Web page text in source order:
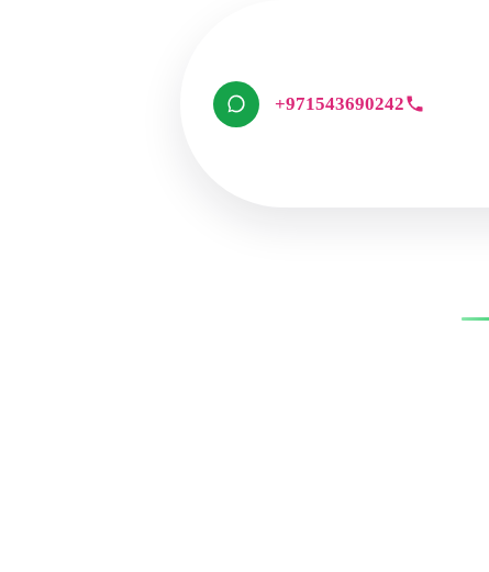
+971543690242